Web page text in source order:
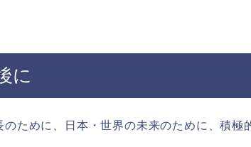
に
のために、日本・世界の未来のために、積極